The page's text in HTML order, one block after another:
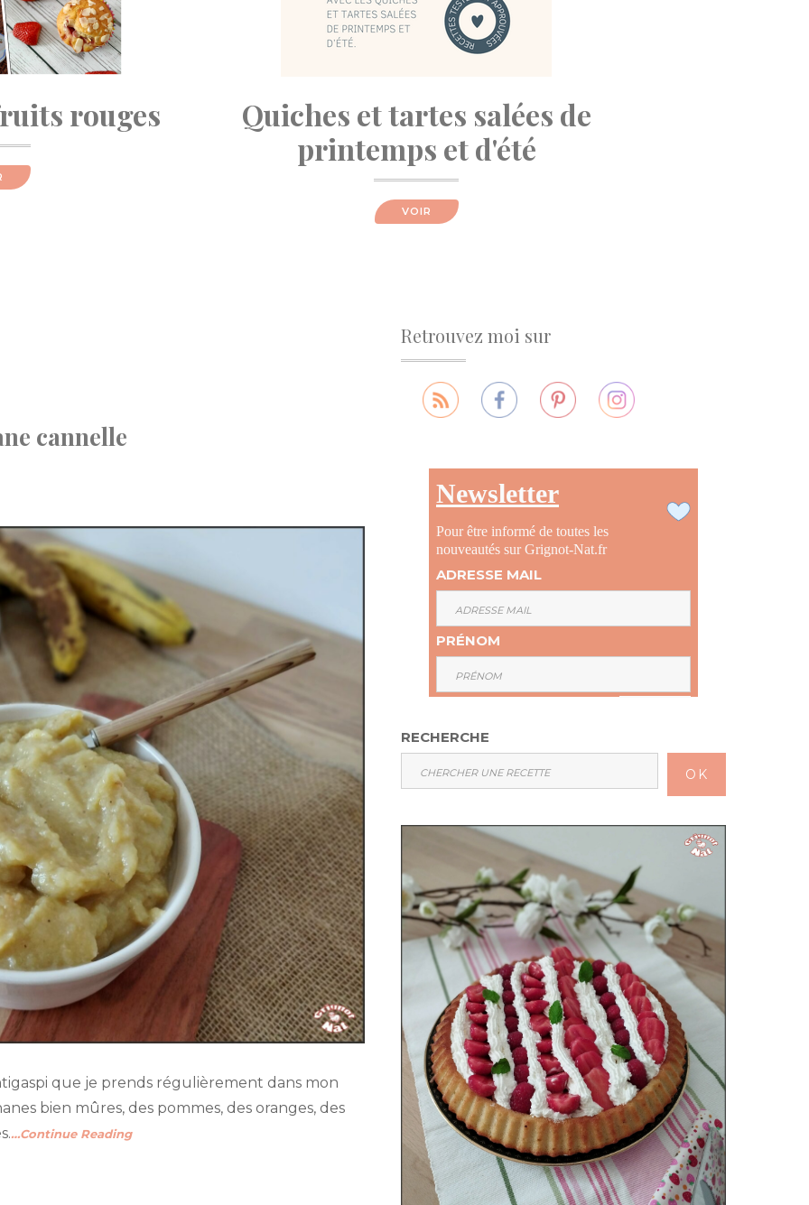
rouges
Quiches et tartes salées de
printemps et d'été
VOIR
cannelle
que je prends régulièrement dans mon
bien mûres, des pommes, des oranges, des
…Continue Reading
Retrouvez moi sur
Newsletter
Pour être informé de toutes les
nouveautés sur Grignot-Nat.fr
ADRESSE MAIL
PRÉNOM
RECHERCHE
OK